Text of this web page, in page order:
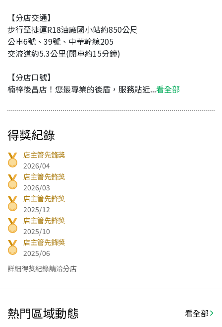
【分店交通】
步行至捷運R18油廠國小站約850公尺
公車6號、39號、中華幹線205
交流道約5.3公里(開車約15分鐘)
【分店口號】
楠梓後昌店！您最專業的後盾，服務貼近...看全部
得獎紀錄
店主管先鋒獎
2026/04
店主管先鋒獎
2026/03
店主管先鋒獎
2025/12
店主管先鋒獎
2025/10
店主管先鋒獎
2025/06
詳細得獎紀錄請洽分店
熱門區域動態 看全部